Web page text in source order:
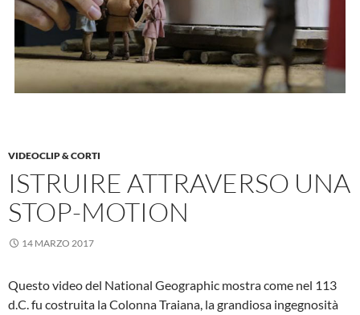
VIDEOCLIP & CORTI
ISTRUIRE ATTRAVERSO UNA
STOP-MOTION
14 MARZO 2017
Questo video del National Geographic mostra come nel 113
d.C. fu costruita la Colonna Traiana, la grandiosa ingegnosità